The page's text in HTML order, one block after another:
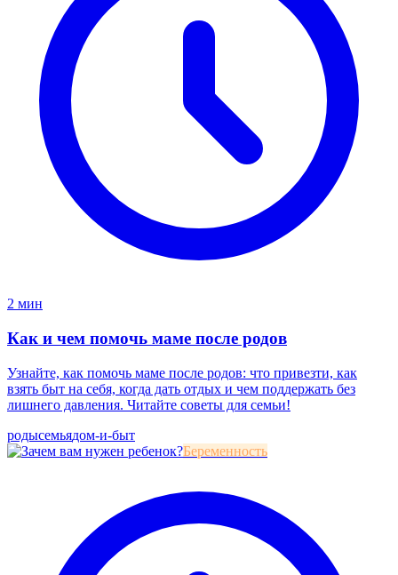
2 мин
Как и чем помочь маме после родов
Узнайте, как помочь маме после родов: что привезти, как
взять быт на себя, когда дать отдых и чем поддержать без
лишнего давления. Читайте советы для семьи!
родысемьядом-и-быт
Беременность